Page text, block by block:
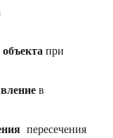
при
в
пересечения